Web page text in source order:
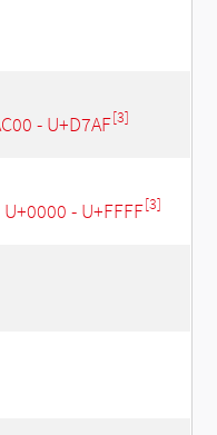
- U+D7AF[3]
- U+FFFF[3]